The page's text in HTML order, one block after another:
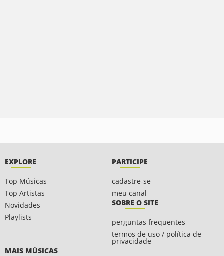
EXPLORE
Top Músicas
Top Artistas
Novidades
Playlists
PARTICIPE
cadastre-se
meu canal
SOBRE O SITE
perguntas frequentes
termos de uso / política de
privacidade
MAIS MÚSICAS